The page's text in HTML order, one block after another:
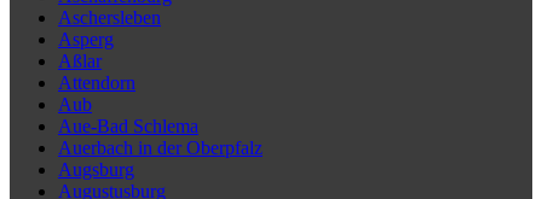
Aschersleben
Asperg
Aßlar
Attendorn
Aub
Aue-Bad Schlema
Auerbach in der Oberpfalz
Augsburg
Augustusburg